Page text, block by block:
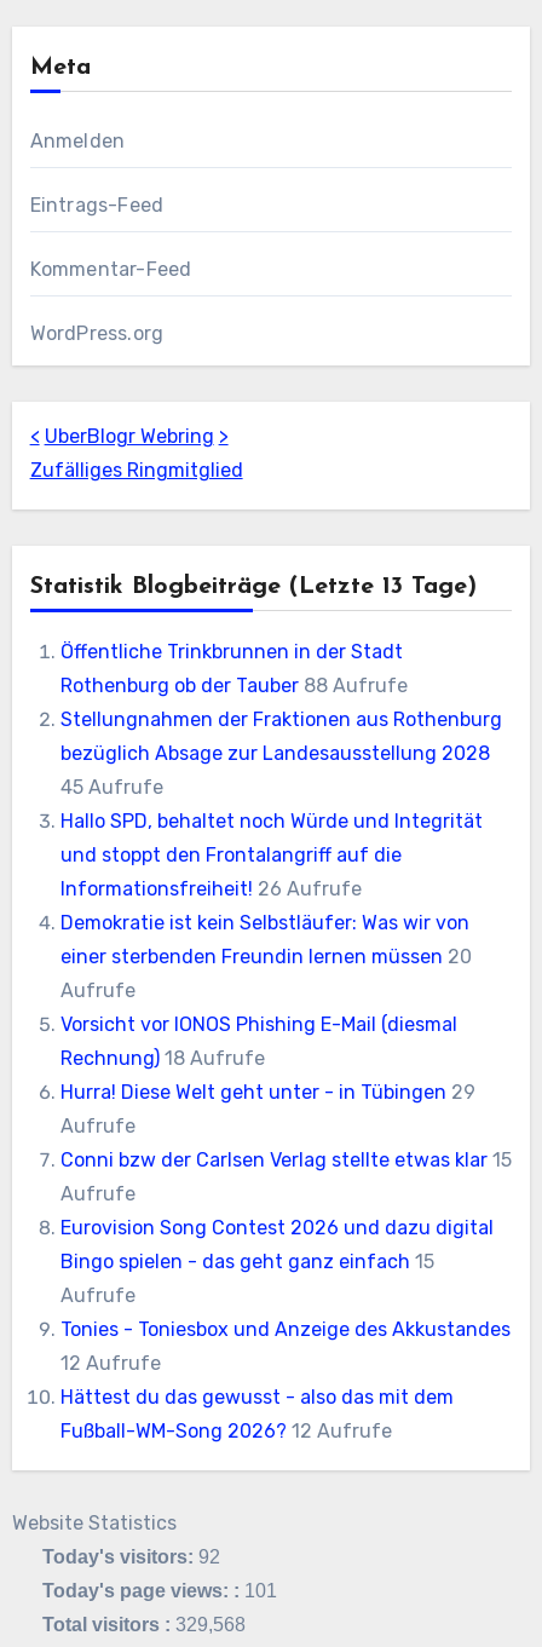
Meta
Anmelden
Eintrags-Feed
Kommentar-Feed
WordPress.org
< UberBlogr Webring >
Zufälliges Ringmitglied
Statistik Blogbeiträge (letzte 13 Tage)
Öffentliche Trinkbrunnen in der Stadt
Rothenburg ob der Tauber 88 Aufrufe
Stellungnahmen der Fraktionen aus Rothenburg
bezüglich Absage zur Landesausstellung 2028
45 Aufrufe
Hallo SPD, behaltet noch Würde und Integrität
und stoppt den Frontalangriff auf die
Informationsfreiheit! 26 Aufrufe
Demokratie ist kein Selbstläufer: Was wir von
einer sterbenden Freundin lernen müssen 20
Aufrufe
Vorsicht vor IONOS Phishing E-Mail (diesmal
Rechnung) 18 Aufrufe
Hurra! Diese Welt geht unter - in Tübingen 29
Aufrufe
Conni bzw der Carlsen Verlag stellte etwas klar 15
Aufrufe
Eurovision Song Contest 2026 und dazu digital
Bingo spielen - das geht ganz einfach 15
Aufrufe
Tonies - Toniesbox und Anzeige des Akkustandes
12 Aufrufe
Hättest du das gewusst - also das mit dem
Fußball-WM-Song 2026? 12 Aufrufe
Website Statistics
Today's visitors: 92
Today's page views: : 101
Total visitors :329,568